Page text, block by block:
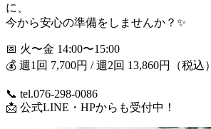
に、
今から安心の準備をしませんか？✨
📅 火〜金 14:00〜15:00
💰 週1回 7,700円 / 週2回 13,860円（税込）
📞 tel.076-298-0086
📩 公式LINE・HPからも受付中！